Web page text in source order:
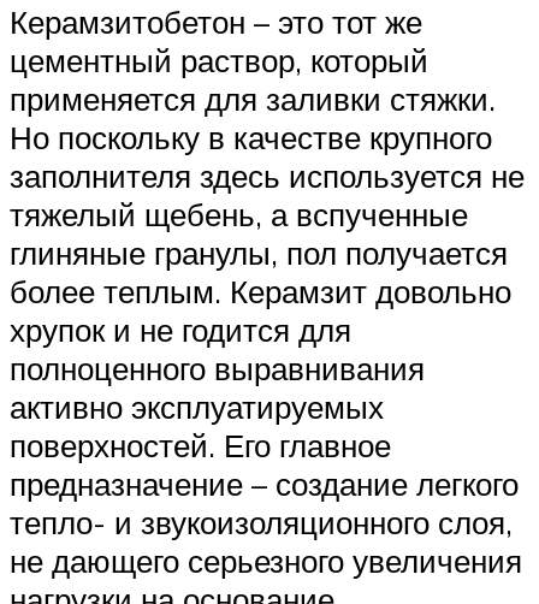
Керамзитобетон – это тот же
цементный раствор, который
применяется для заливки стяжки.
Но поскольку в качестве крупного
заполнителя здесь используется не
тяжелый щебень, а вспученные
глиняные гранулы, пол получается
более теплым. Керамзит довольно
хрупок и не годится для
полноценного выравнивания
активно эксплуатируемых
поверхностей. Его главное
предназначение – создание легкого
тепло- и звукоизоляционного слоя,
не дающего серьезного увеличения